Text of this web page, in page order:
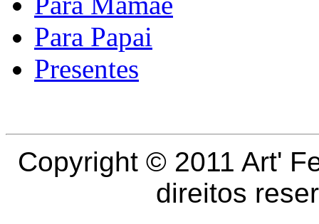
Para Papai
Presentes
Copyright © 2011 Art'
direitos